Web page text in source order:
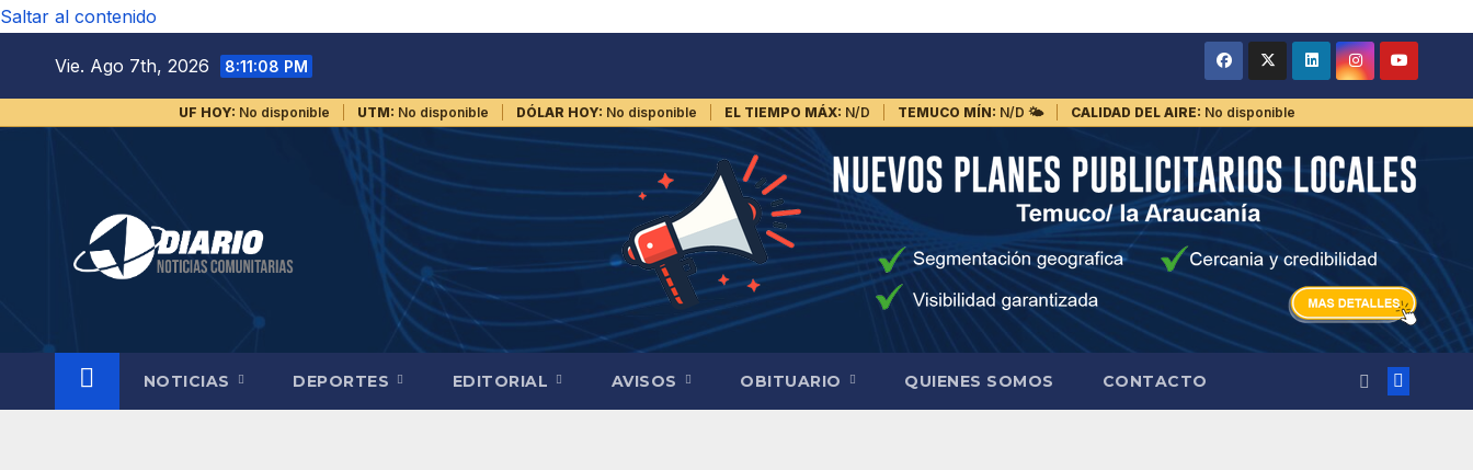
Saltar al contenido
Vie. Ago 7th, 2026 8:11:09 PM
UF HOY: No disponible UTM: No disponible DÓLAR HOY: No disponible EL TIEMPO MÁX: N/D TEMUCO MÍN: N/D 🌤️ CALIDAD DEL AIRE: No disponible
NOTICIAS DEPORTES EDITORIAL AVISOS OBITUARIO QUIENES SOMOS CONTACTO